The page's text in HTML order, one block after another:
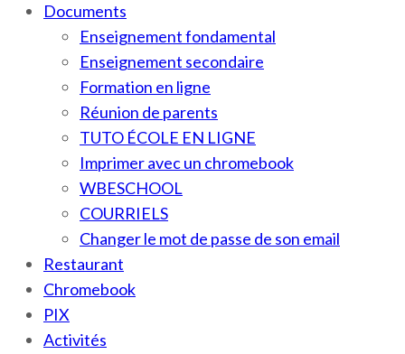
Documents
Enseignement fondamental
Enseignement secondaire
Formation en ligne
Réunion de parents
TUTO ÉCOLE EN LIGNE
Imprimer avec un chromebook
WBESCHOOL
COURRIELS
Changer le mot de passe de son email
Restaurant
Chromebook
PIX
Activités